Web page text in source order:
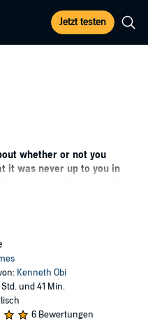
Jetzt testen
whether or not you
it was never up to you in
yours unless you claim
he’s made for himself as
of his home pride, but he
as an out gay man.
was the alpha of the town’s
title or not. Once he
fated mates, it becomes his
Kenneth Obi
und 41 Min.
6 Bewertungen